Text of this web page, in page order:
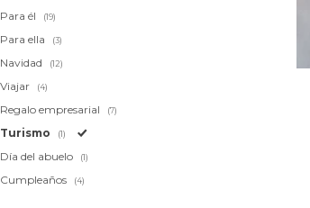
Para él (19)
Para ella (3)
Navidad (12)
Viajar (4)
Regalo empresarial (7)
Turismo (1)
Día del abuelo (1)
Cumpleaños (4)